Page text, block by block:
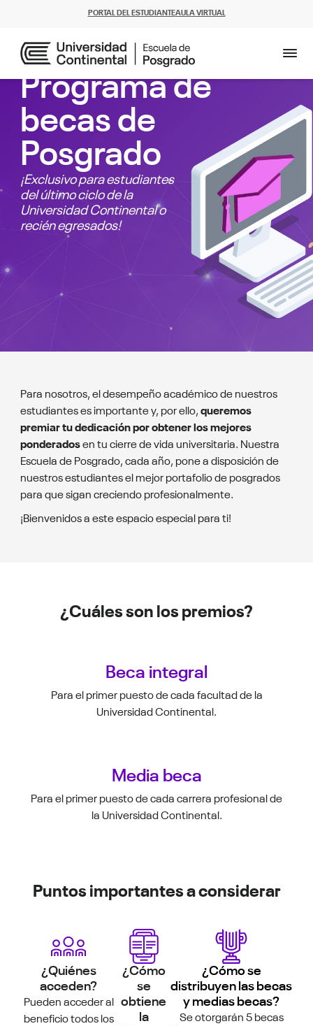
PORTAL DEL ESTUDIANTEAULA VIRTUAL
Programa de
becas de
Posgrado
¡Exclusivo para estudiantes
del último ciclo de la
Universidad Continental o
recién egresados!
Para nosotros, el desempeño académico de nuestros
estudiantes es importante y, por ello,queremos
premiar tu dedicación por obtener los mejores
ponderadosen tu cierre de vida universitaria. Nuestra
Escuela de Posgrado, cada año, pone a disposición de
nuestros estudiantes el mejor portafolio de posgrados
para que sigan creciendo profesionalmente.
¡Bienvenidos a este espacio especial para ti!
¿Cuáles son los premios?
Beca integral
Para el primer puesto de cada facultad de la
Universidad Continental.
Media beca
Para el primer puesto de cada carrera profesional de
la Universidad Continental.
Puntos importantes a considerar
¿Quiénes
acceden?
Pueden acceder al
beneficio todos los
¿Cómo
se
obtiene
la
¿Cómo se
distribuyen las becas
y medias becas?
Se otorgarán 5 becas